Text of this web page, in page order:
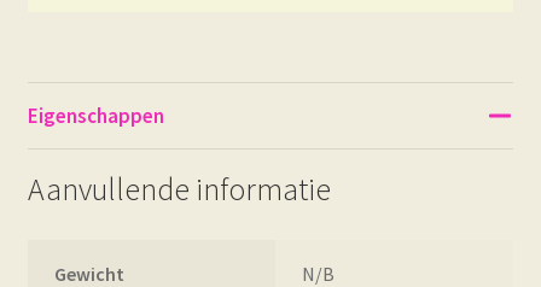
Eigenschappen
Aanvullende informatie
Gewicht N/B